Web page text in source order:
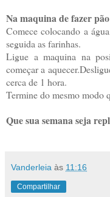
Na maquina de fazer
Comece colocando a
seguida as farinhas.
Ligue a maquina na
começar a
cerca de 1 hora.
Termine do mesmo modo
Que sua semana seja
Vanderleia às 11:16
Compartilhar